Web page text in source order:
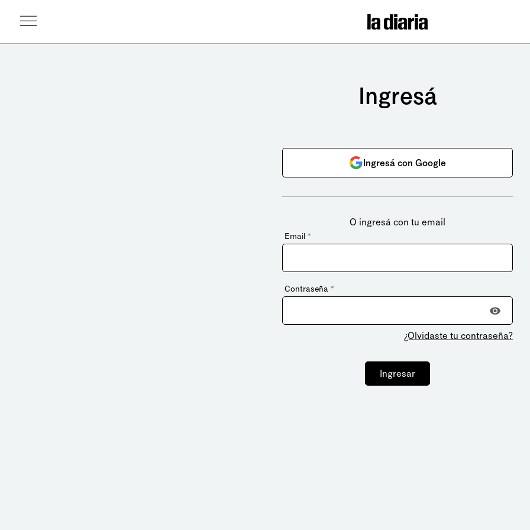
Ingresá
Ingresá con Google
O ingresá con tu email
Email *
Contraseña *
¿Olvidaste tu contraseña?
Ingresar